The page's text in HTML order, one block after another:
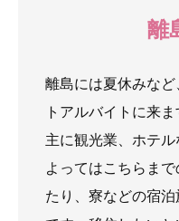
離
離島には夏休みな
トアルバイトに来
主に観光業、ホテ
よってはこちらま
たり、寮などの宿